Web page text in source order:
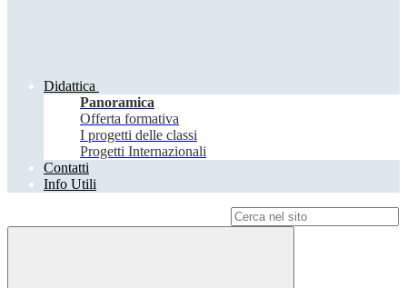
Didattica
Panoramica
Offerta formativa
I progetti delle classi
Progetti Internazionali
Contatti
Info Utili